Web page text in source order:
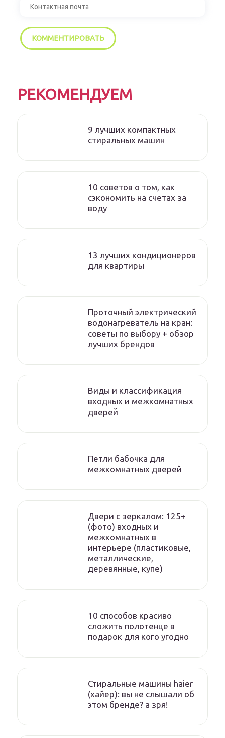
РЕКОМЕНДУЕМ
9 лучших компактных
стиральных машин
10 советов о том, как
сэкономить на счетах за
воду
13 лучших кондиционеров
для квартиры
Проточный электрический
водонагреватель на кран:
советы по выбору + обзор
лучших брендов
Виды и классификация
входных и межкомнатных
дверей
Петли бабочка для
межкомнатных дверей
Двери с зеркалом: 125+
(фото) входных и
межкомнатных в
интерьере (пластиковые,
металлические,
деревянные, купе)
10 способов красиво
сложить полотенце в
подарок для кого угодно
Стиральные машины haier
(хайер): вы не слышали об
этом бренде? а зря!